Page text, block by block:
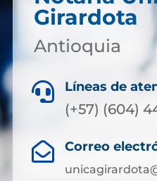
Girardota
Antioquia
 Líneas de
(+57) (604)
 Correo